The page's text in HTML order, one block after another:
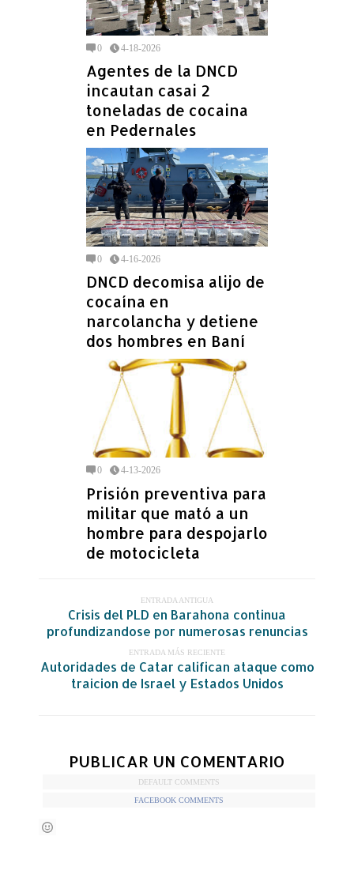
0 4-18-2026
Agentes de la DNCD
incautan casai 2
toneladas de cocaina
en Pedernales
0 4-16-2026
DNCD decomisa alijo de
cocaína en
narcolancha y detiene
dos hombres en Baní
0 4-13-2026
Prisión preventiva para
militar que mató a un
hombre para despojarlo
de motocicleta
ENTRADA ANTIGUA
Crisis del PLD en Barahona continua
profundizandose por numerosas renuncias
ENTRADA MÁS RECIENTE
Autoridades de Catar califican ataque como
traicion de Israel y Estados Unidos
PUBLICAR UN COMENTARIO
DEFAULT COMMENTS
FACEBOOK COMMENTS